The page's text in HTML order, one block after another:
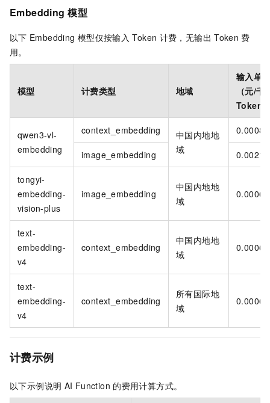
Embedding 模型
以下 Embedding 模型仅按输入 Token 计费，无输出 Token 费
用。
模型 计费类型 地域
输入单
（元/千
Token
qwen3-vl-
embedding
context_embedding
中国内地地
域
image_embedding
tongyi-
embedding-
vision-plus
image_embedding
中国内地地
域
text-
embedding-
v4
context_embedding
中国内地地
域
text-
embedding-
v4
context_embedding
所有国际地
域
计费示例
以下示例说明 AI Function 的费用计算方式。